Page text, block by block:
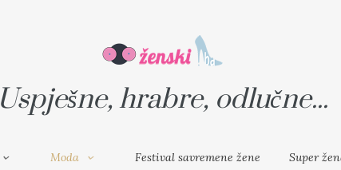
SUPER ŽENA
Uspješne, hrabre, odlučne...
Moda Festival savremene žene Super